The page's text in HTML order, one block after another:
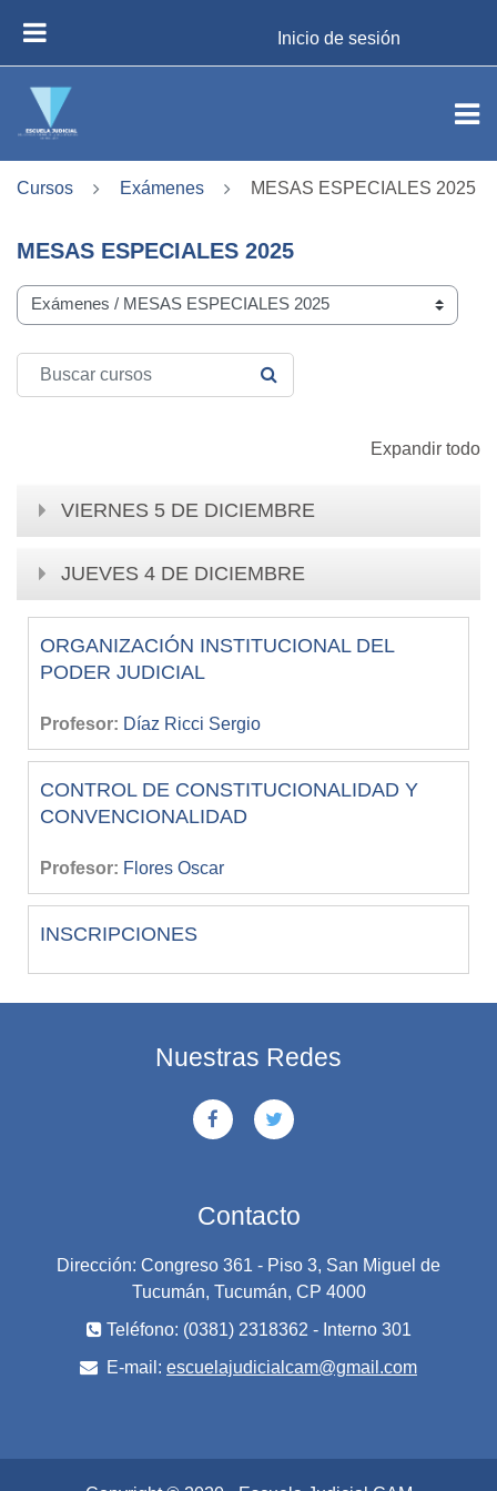
Inicio de sesión
Cursos Exámenes MESAS ESPECIALES 2025
MESAS ESPECIALES 2025
Categorías del curso
Buscar cursos
BUSCAR CURSOS
Expandir todo
VIERNES 5 DE DICIEMBRE
JUEVES 4 DE DICIEMBRE
ORGANIZACIÓN INSTITUCIONAL DEL
PODER JUDICIAL
Profesor: Díaz Ricci Sergio
CONTROL DE CONSTITUCIONALIDAD Y
CONVENCIONALIDAD
Profesor: Flores Oscar
INSCRIPCIONES
Nuestras Redes
Contacto
Dirección: Congreso 361 - Piso 3, San Miguel de
Tucumán, Tucumán, CP 4000
Teléfono: (0381) 2318362 - Interno 301
E-mail: escuelajudicialcam@gmail.com